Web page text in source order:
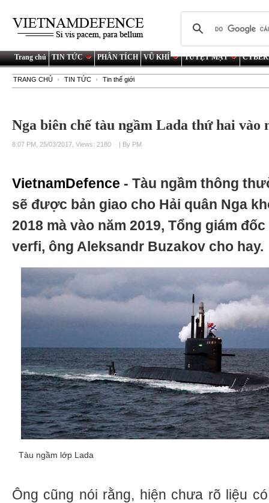
Trang chủ TIN TỨC PHÂN TÍCH VŨ KHÍ TUYỆT MẬT
TRANG CHỦ TIN TỨC Tin thế giới
Nga biên chế tàu ngầm Lada thứ hai vào
8:07 PM, 25/03/2017, Views: 2180 | By PM
VietnamDefence - Tàu ngầm thông
sẽ được bản giao cho Hải quân Nga
2018 mà vào năm 2019, Tổng giám
verfi, ông Aleksandr Buzakov cho hay.
Tàu ngầm lớp Lada
Ông cũng nói rằng, hiện chưa rõ liệu